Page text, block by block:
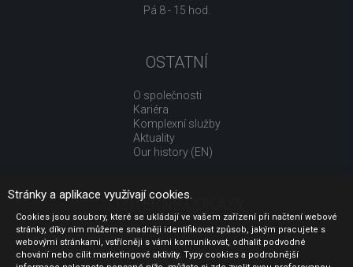
Pá 8 - 15 hod.
OSTATNÍ
O společnosti
Kariéra
Komplexní služby
Aktuality
Our history (EN)
UŽITEČNÉ ODKAZY
Jak nakupovat
Obchodní podmínky
Stránky a aplikace využívají cookies.
Cookies jsou soubory, které se ukládají ve vašem zařízení při načtení webové
stránky, díky nim můžeme snadněji identifikovat způsob, jakým pracujete s
webovými stránkami, vstřícněji s vámi komunikovat, odhalit podvodné
chování nebo cílit marketingové aktivity. Typy cookies a podrobnější